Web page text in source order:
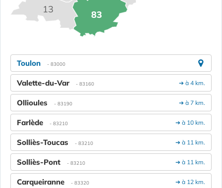
13 83
Toulon - 83000
➔ à 4 km.
Valette-du-Var - 83160
➔ à 7 km.
Ollioules - 83190
➔ à 10 km.
Farlède - 83210
➔ à 11 km.
Solliès-Toucas - 83210
➔ à 11 km.
Solliès-Pont - 83210
➔ à 12 km.
Carqueiranne - 83320